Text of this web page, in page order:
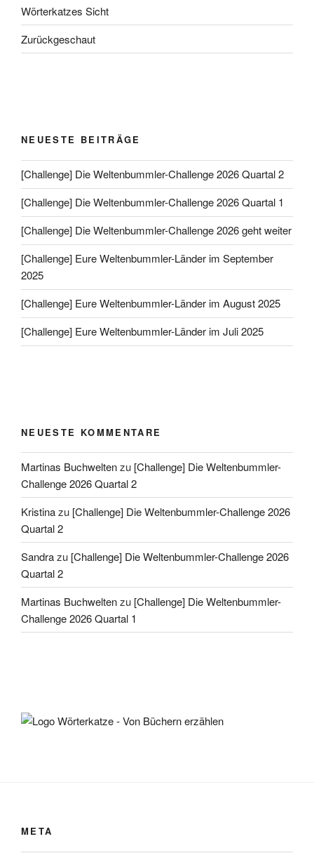
Wörterkatzes Sicht
Zurückgeschaut
NEUESTE BEITRÄGE
[Challenge] Die Weltenbummler-Challenge 2026 Quartal 2
[Challenge] Die Weltenbummler-Challenge 2026 Quartal 1
[Challenge] Die Weltenbummler-Challenge 2026 geht weiter
[Challenge] Eure Weltenbummler-Länder im September
2025
[Challenge] Eure Weltenbummler-Länder im August 2025
[Challenge] Eure Weltenbummler-Länder im Juli 2025
NEUESTE KOMMENTARE
Martinas Buchweltenzu [Challenge] Die Weltenbummler-
Challenge 2026 Quartal 2
Kristinazu [Challenge] Die Weltenbummler-Challenge 2026
Quartal 2
Sandrazu [Challenge] Die Weltenbummler-Challenge 2026
Quartal 2
Martinas Buchweltenzu [Challenge] Die Weltenbummler-
Challenge 2026 Quartal 1
META